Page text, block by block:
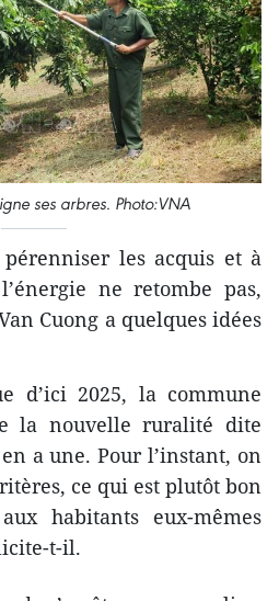
ses arbres. Photo:VNA
les acquis et à
ne retombe pas,
Cuong a quelques idées
d’ici 2025, la commune
la nouvelle ruralité dite
a une. Pour l’instant, on
ce qui est plutôt bon
habitants eux-mêmes
t-il.